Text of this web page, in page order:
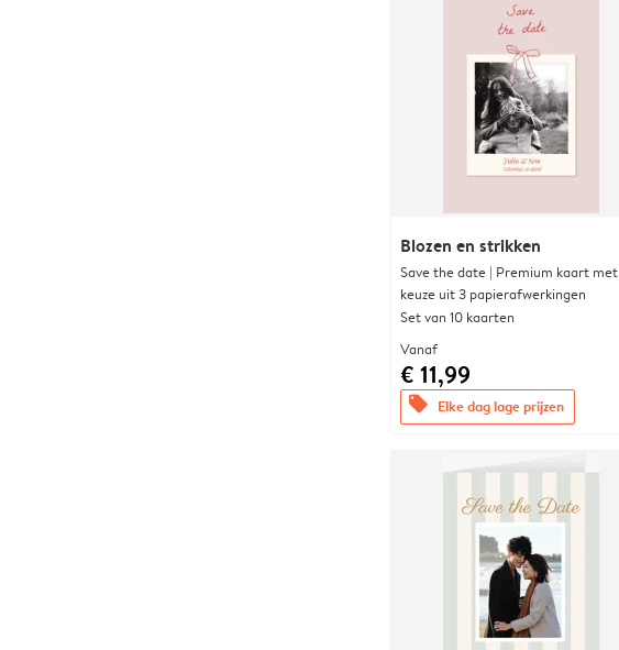
Blozen en strikken
Save the date | Premium kaart met
keuze uit 3 papierafwerkingen
Set van 10 kaarten
Vanaf
€ 11,99
offers Elke dag lage prijzen